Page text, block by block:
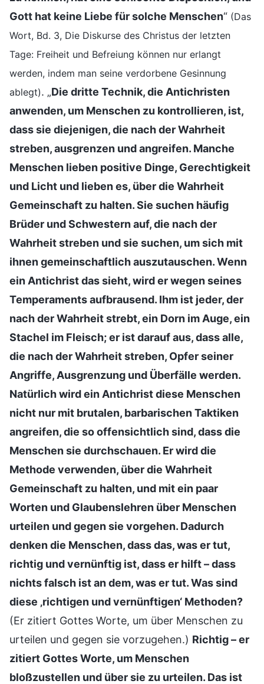
Gott hat keine Liebe für solche Menschen“ (Das
Wort, Bd. 3, Die Diskurse des Christus der letzten
Tage: Freiheit und Befreiung können nur erlangt
werden, indem man seine verdorbene Gesinnung
ablegt). „Die dritte Technik, die Antichristen
anwenden, um Menschen zu kontrollieren, ist,
dass sie diejenigen, die nach der Wahrheit
streben, ausgrenzen und angreifen. Manche
Menschen lieben positive Dinge, Gerechtigkeit
und Licht und lieben es, über die Wahrheit
Gemeinschaft zu halten. Sie suchen häufig
Brüder und Schwestern auf, die nach der
Wahrheit streben und sie suchen, um sich mit
ihnen gemeinschaftlich auszutauschen. Wenn
ein Antichrist das sieht, wird er wegen seines
Temperaments aufbrausend. Ihm ist jeder, der
nach der Wahrheit strebt, ein Dorn im Auge, ein
Stachel im Fleisch; er ist darauf aus, dass alle,
die nach der Wahrheit streben, Opfer seiner
Angriffe, Ausgrenzung und Überfälle werden.
Natürlich wird ein Antichrist diese Menschen
nicht nur mit brutalen, barbarischen Taktiken
angreifen, die so offensichtlich sind, dass die
Menschen sie durchschauen. Er wird die
Methode verwenden, über die Wahrheit
Gemeinschaft zu halten, und mit ein paar
Worten und Glaubenslehren über Menschen
urteilen und gegen sie vorgehen. Dadurch
denken die Menschen, dass das, was er tut,
richtig und vernünftig ist, dass er hilft – dass
nichts falsch ist an dem, was er tut. Was sind
diese ‚richtigen und vernünftigen‘ Methoden?
(Er zitiert Gottes Worte, um über Menschen zu
urteilen und gegen sie vorzugehen.) Richtig – er
zitiert Gottes Worte, um Menschen
bloßzustellen und über sie zu urteilen. Das ist